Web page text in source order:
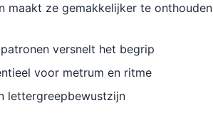
maakt ze gemakkelijker te onthouden
versnelt het begrip
voor metrum en ritme
lettergreepbewustzijn